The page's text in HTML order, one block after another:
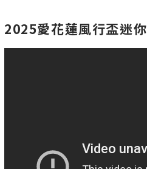
秀林鄉
2025愛花蓮風行盃迷